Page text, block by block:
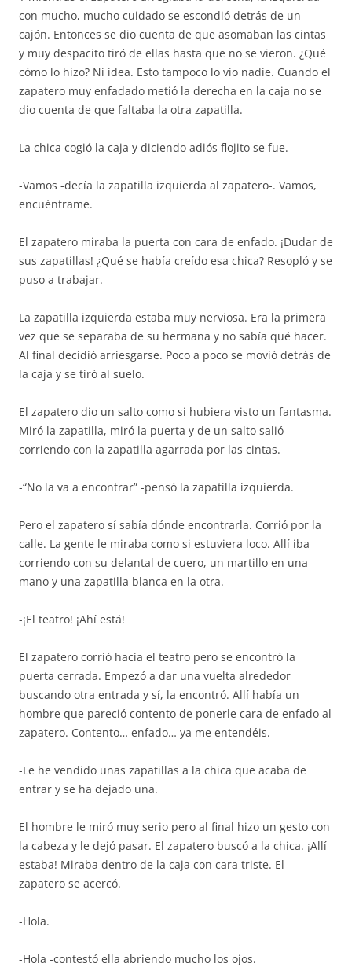
con mucho, mucho cuidado se escondió detrás de un
cajón. Entonces se dio cuenta de que asomaban las cintas
y muy despacito tiró de ellas hasta que no se vieron. ¿Qué
cómo lo hizo? Ni idea. Esto tampoco lo vio nadie. Cuando el
zapatero muy enfadado metió la derecha en la caja no se
dio cuenta de que faltaba la otra zapatilla.
La chica cogió la caja y diciendo adiós flojito se fue.
-Vamos -decía la zapatilla izquierda al zapatero-. Vamos,
encuéntrame.
El zapatero miraba la puerta con cara de enfado. ¡Dudar de
sus zapatillas! ¿Qué se había creído esa chica? Resopló y se
puso a trabajar.
La zapatilla izquierda estaba muy nerviosa. Era la primera
vez que se separaba de su hermana y no sabía qué hacer.
Al final decidió arriesgarse. Poco a poco se movió detrás de
la caja y se tiró al suelo.
El zapatero dio un salto como si hubiera visto un fantasma.
Miró la zapatilla, miró la puerta y de un salto salió
corriendo con la zapatilla agarrada por las cintas.
-“No la va a encontrar” -pensó la zapatilla izquierda.
Pero el zapatero sí sabía dónde encontrarla. Corrió por la
calle. La gente le miraba como si estuviera loco. Allí iba
corriendo con su delantal de cuero, un martillo en una
mano y una zapatilla blanca en la otra.
-¡El teatro! ¡Ahí está!
El zapatero corrió hacia el teatro pero se encontró la
puerta cerrada. Empezó a dar una vuelta alrededor
buscando otra entrada y sí, la encontró. Allí había un
hombre que pareció contento de ponerle cara de enfado al
zapatero. Contento… enfado… ya me entendéis.
-Le he vendido unas zapatillas a la chica que acaba de
entrar y se ha dejado una.
El hombre le miró muy serio pero al final hizo un gesto con
la cabeza y le dejó pasar. El zapatero buscó a la chica. ¡Allí
estaba! Miraba dentro de la caja con cara triste. El
zapatero se acercó.
-Hola.
-Hola -contestó ella abriendo mucho los ojos.